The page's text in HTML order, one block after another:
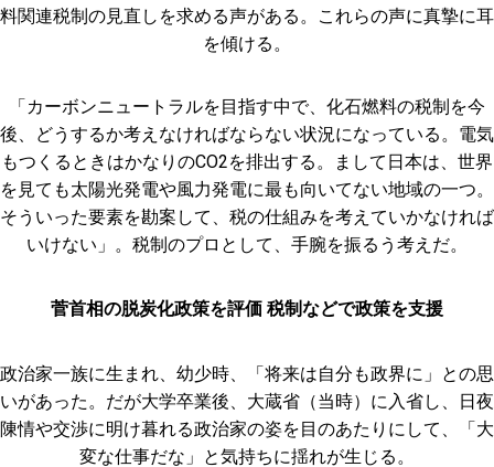
料関連税制の見直しを求める声がある。これらの声に真摯に耳
を傾ける。
「カーボンニュートラルを目指す中で、化石燃料の税制を今
後、どうするか考えなければならない状況になっている。電気
もつくるときはかなりのCO2を排出する。まして日本は、世界
を見ても太陽光発電や風力発電に最も向いてない地域の一つ。
そういった要素を勘案して、税の仕組みを考えていかなければ
いけない」。税制のプロとして、手腕を振るう考えだ。
菅首相の脱炭化政策を評価 税制などで政策を支援
政治家一族に生まれ、幼少時、「将来は自分も政界に」との思
いがあった。だが大学卒業後、大蔵省（当時）に入省し、日夜
陳情や交渉に明け暮れる政治家の姿を目のあたりにして、「大
変な仕事だな」と気持ちに揺れが生じる。